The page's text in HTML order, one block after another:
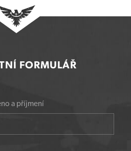
FORMULÁŘ
a příjmení